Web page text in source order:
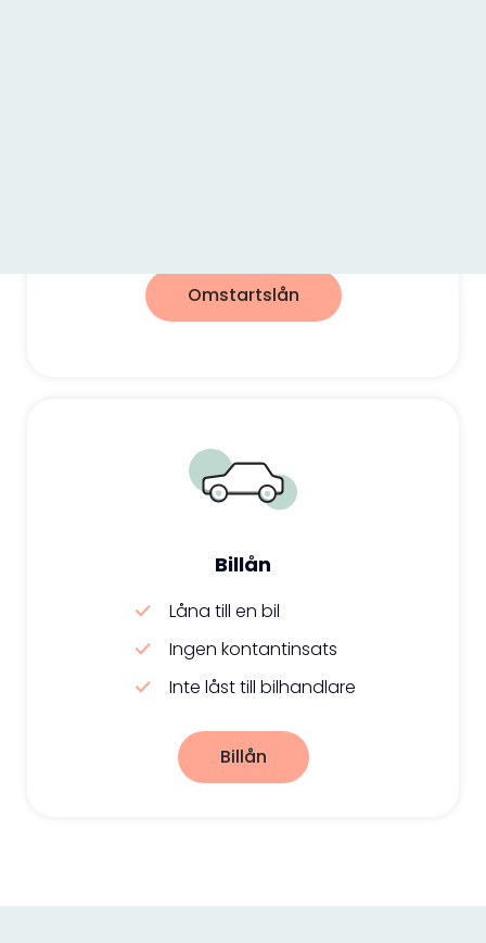
Omstartslån
Billån
Låna till en bil
Ingen kontantinsats
Inte låst till bilhandlare
Billån